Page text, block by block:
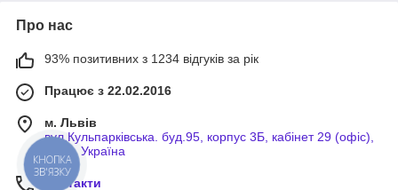
Про нас
93% позитивних з 1234 відгуків за рік
Працює з 22.02.2016
м. Львів
вул.Кульпарківська. буд.95, корпус 3Б, кабінет 29 (офіс),
Львів, Україна
Контакти
КНОПКА
ЗВ'ЯЗКУ